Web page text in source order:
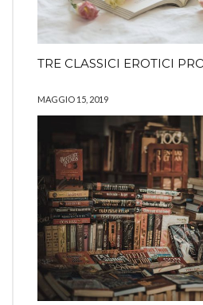
TRE CLASSICI EROTICI
MAGGIO 15, 2019